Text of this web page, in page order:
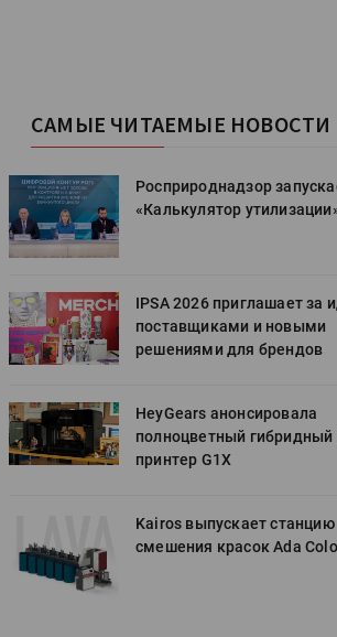
САМЫЕ ЧИТАЕМЫЕ НОВОСТИ
Росприроднадзор
«Калькулятор
IPSA 2026 приглашает за
поставщиками и новыми
решениями для брендов
HeyGears анонсировала
полноцветный
принтер G1X
Kairos выпускает станцию
смешения красок Ada